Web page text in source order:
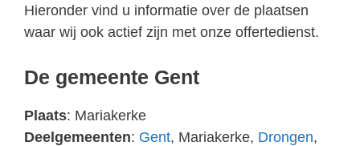
Hieronder vind u informatie over de plaatsen
waar wij ook actief zijn met onze offertedienst.
De gemeente Gent
Plaats: Mariakerke
Deelgemeenten: Gent, Mariakerke, Drongen,